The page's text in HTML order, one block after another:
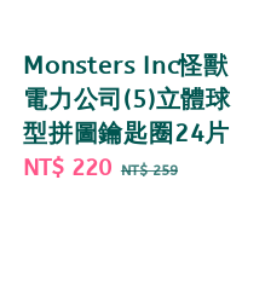
Monsters Inc怪獸
電力公司(5)立體球
型拼圖鑰匙圈24片
Sale
NT$ 220 Regular
NT$ 259